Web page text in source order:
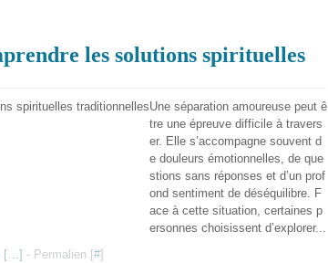
les solutions spirituelles
Une séparation amoureuse peut ê
tre une épreuve difficile à travers
er. Elle s’accompagne souvent d
e douleurs émotionnelles, de que
stions sans réponses et d’un prof
ond sentiment de déséquilibre. F
ace à cette situation, certaines p
ersonnes choisissent d’explorer...
[…] - Permalien [#]